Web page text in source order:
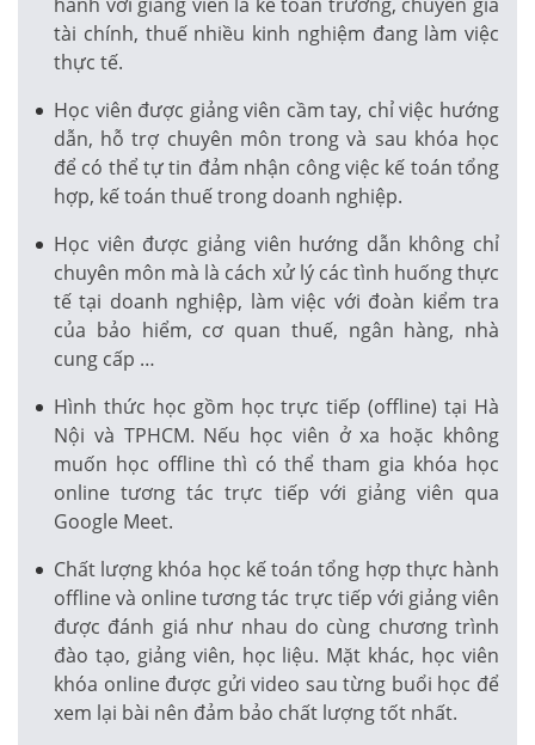
tài chính, thuế nhiều kinh nghiệm đang làm việc
thực tế.
Học viên được giảng viên cầm tay, chỉ việc hướng
dẫn, hỗ trợ chuyên môn trong và sau khóa học
để có thể tự tin đảm nhận công việc kế toán tổng
hợp, kế toán thuế trong doanh nghiệp.
Học viên được giảng viên hướng dẫn không chỉ
chuyên môn mà là cách xử lý các tình huống thực
tế tại doanh nghiệp, làm việc với đoàn kiểm tra
của bảo hiểm, cơ quan thuế, ngân hàng, nhà
cung cấp …
Hình thức học gồm học trực tiếp (offline) tại Hà
Nội và TPHCM. Nếu học viên ở xa hoặc không
muốn học offline thì có thể tham gia khóa học
online tương tác trực tiếp với giảng viên qua
Google Meet.
Chất lượng khóa học kế toán tổng hợp thực hành
offline và online tương tác trực tiếp với giảng viên
được đánh giá như nhau do cùng chương trình
đào tạo, giảng viên, học liệu. Mặt khác, học viên
khóa online được gửi video sau từng buổi học để
xem lại bài nên đảm bảo chất lượng tốt nhất.